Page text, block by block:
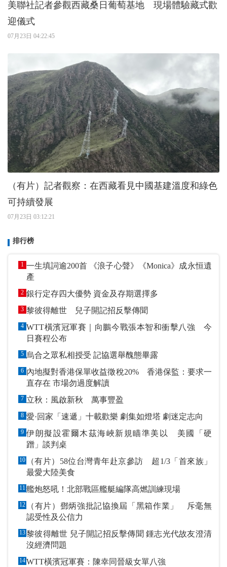
美聯社記者參觀西藏桑日葡萄基地 現場體驗藏式歡
迎儀式
07月23日 04:22:45
（有片）記者觀察：在西藏看見中國基建溫度和綠色
可持續發展
07月23日 03:12:21
排行榜
1 一生填詞逾200首 《浪子心聲》《Monica》成永恒遺
產
2 銀行定存四大優勢 資金及存期選擇多
3 黎彼得離世 兒子開記招反擊傳聞
4 WTT橫濱冠軍賽｜向鵬今戰張本智和衝擊八強 今
日賽程公布
5 烏合之眾私相授受 記協選舉醜態畢露
6 內地擬對香港保單收益徵稅20% 香港保監：要求一
直存在 市場勿過度解讀
7 立秋：風啟新秋 萬事豐盈
8 愛·回家「速遞」十載歡樂 劇集如燈塔 劇迷定志向
9 伊朗擬設霍爾木茲海峽新規瞄準美以 美國「硬
蹭」談判桌
10
（有片）58位台灣青年赴京參訪 超1/3「首來族」
最愛大陸美食
11艦炮怒吼！北部戰區艦艇編隊高燃訓練現場
12
（有片）鄧炳強批記協換屆「黑箱作業」 斥毫無
認受性及公信力
13黎彼得離世 兒子開記招反擊傳聞 鍾志光代故友澄清
沒經濟問題
14WTT橫濱冠軍賽：陳幸同晉級女單八強